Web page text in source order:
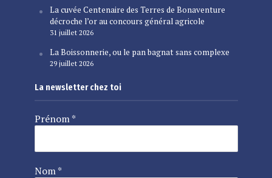
La cuvée Centenaire des Terres de Bonaventure
décroche l’or au concours général agricole
31 juillet 2026
La Boissonnerie, ou le pan bagnat sans complexe
29 juillet 2026
La newsletter chez toi
Prénom*
Nom*